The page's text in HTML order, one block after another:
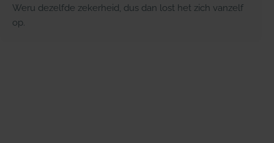
Weru dezelfde zekerheid, dus dan lost het zich vanzelf
op.